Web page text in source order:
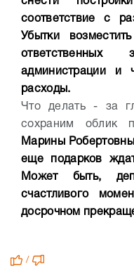
соответствие с
Убытки
ответственных
администрации и
расходы.
Что делать - за
сохраним облик
Марины
еще подарков
Может быть,
счастливого
досрочном
/